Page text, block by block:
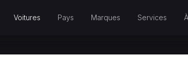
Voitures Pays Marques Services